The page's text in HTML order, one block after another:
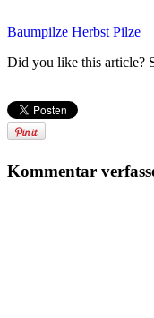
Baumpilze Herbst Pilze
Did you like this article?
Kommentar